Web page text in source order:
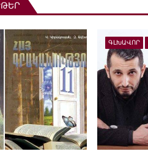
ԳԼԽԱՎՈՐ